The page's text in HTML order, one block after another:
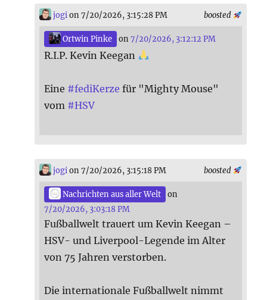
boosted
jogi on 7/20/2026, 3:15:28 PM
Ortwin Pinke on7/20/2026, 3:12:12 PM
R.I.P. Kevin Keegan
Eine #fediKerze für "Mighty Mouse"
vom #HSV
boosted
jogi on 7/20/2026, 3:15:18 PM
Nachrichten aus aller Welt
on
7/20/2026, 3:03:18 PM
Fußballwelt trauert um Kevin Keegan –
HSV- und Liverpool-Legende im Alter
von 75 Jahren verstorben.
Die internationale Fußballwelt nimmt